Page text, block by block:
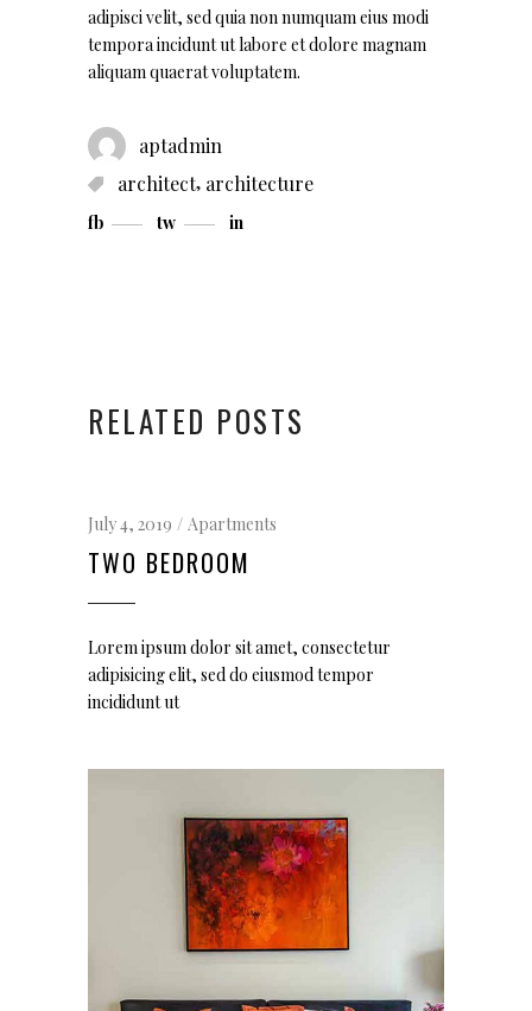
adipisci velit, sed quia non numquam eius modi
tempora incidunt ut labore et dolore magnam
aliquam quaerat voluptatem.
aptadmin
architect, architecture
fb tw in
RELATED POSTS
July 4, 2019 Apartments
TWO BEDROOM
Lorem ipsum dolor sit amet, consectetur
adipisicing elit, sed do eiusmod tempor
incididunt ut